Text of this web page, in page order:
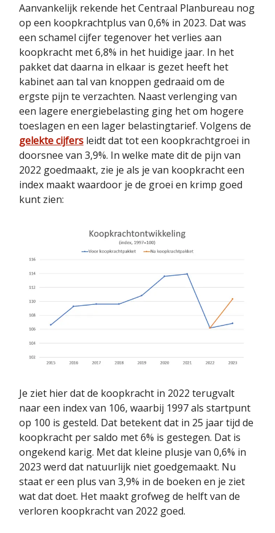
Aanvankelijk rekende het Centraal Planbureau nog
op een koopkrachtplus van 0,6% in 2023. Dat was
een schamel cijfer tegenover het verlies aan
koopkracht met 6,8% in het huidige jaar. In het
pakket dat daarna in elkaar is gezet heeft het
kabinet aan tal van knoppen gedraaid om de
ergste pijn te verzachten. Naast verlenging van
een lagere energiebelasting ging het om hogere
toeslagen en een lager belastingtarief. Volgens de
gelekte cijfers leidt dat tot een koopkrachtgroei in
doorsnee van 3,9%. In welke mate dit de pijn van
2022 goedmaakt, zie je als je van koopkracht een
index maakt waardoor je de groei en krimp goed
kunt zien:
Je ziet hier dat de koopkracht in 2022 terugvalt
naar een index van 106, waarbij 1997 als startpunt
op 100 is gesteld. Dat betekent dat in 25 jaar tijd de
koopkracht per saldo met 6% is gestegen. Dat is
ongekend karig. Met dat kleine plusje van 0,6% in
2023 werd dat natuurlijk niet goedgemaakt. Nu
staat er een plus van 3,9% in de boeken en je ziet
wat dat doet. Het maakt grofweg de helft van de
verloren koopkracht van 2022 goed.